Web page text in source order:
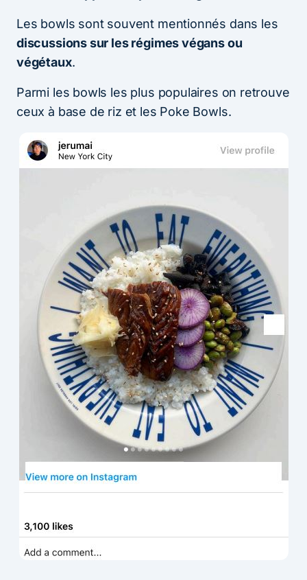
Les bowls sont souvent mentionnés dans les
discussions sur les régimes végans ou
végétaux.
Parmi les bowls les plus populaires on retrouve
ceux à base de riz et les Poke Bowls.